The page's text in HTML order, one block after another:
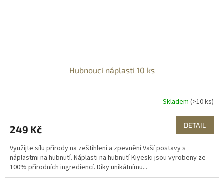
Hubnoucí náplasti 10 ks
Skladem (>10 ks)
249 Kč DETAIL
Využijte sílu přírody na zeštíhlení a zpevnění Vaší postavy s
náplastmi na hubnutí. Náplasti na hubnutí Kiyeski jsou vyrobeny ze
100% přírodních ingrediencí. Díky unikátnímu...